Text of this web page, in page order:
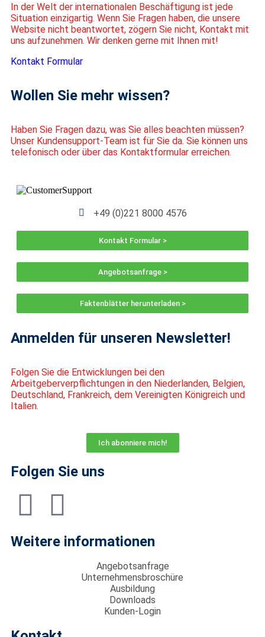
Wollen Sie mehr wissen?
Haben Sie Fragen dazu, was Sie alles beachten müssen?
Unser Kundensupport-Team ist für Sie da. Sie können uns
telefonisch oder über das Kontaktformular erreichen.
+49 (0)221 8000 4576
Kontakt Formular >
Angebotsanfrage >
Faktenblätter herunterladen >
In der Welt der internationalen Beschäftigung ist jede
Situation einzigartig. Wenn Sie Fragen haben, die unsere
Website nicht beantwortet, zögern Sie nicht, Kontakt mit
uns aufzunehmen. Wir denken gerne mit Ihnen mit!
Kontakt Formular
Weitere informationen
Angebotsanfrage
Unternehmensbroschüre
Ausbildung
Downloads
Kunden-Login
Folgen Sie uns
Anmelden für unseren Newsletter!
Folgen Sie die Entwicklungen bei den
Arbeitgeberverpflichtungen in den Niederlanden, Belgien,
Deutschland, Frankreich, dem Vereinigten Königreich und
Italien.
Ich abonniere mich!